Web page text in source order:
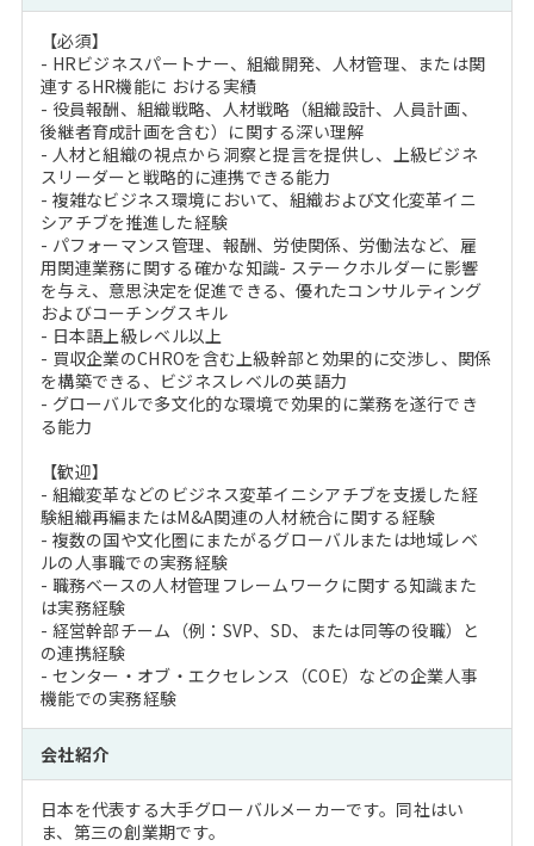
【必須】
- HRビジネスパートナー、組織開発、人材管理、または関
連するHR機能に おける実績
- 役員報酬、組織戦略、人材戦略（組織設計、人員計画、
後継者育成計画を含む）に関する深い理解
- 人材と組織の視点から洞察と提言を提供し、上級ビジネ
スリーダーと戦略的に連携できる能力
- 複雑なビジネス環境において、組織および文化変革イニ
シアチブを推進した経験
- パフォーマンス管理、報酬、労使関係、労働法など、雇
用関連業務に関する確かな知識- ステークホルダーに影響
を与え、意思決定を促進できる、優れたコンサルティング
およびコーチングスキル
- 日本語上級レベル以上
- 買収企業のCHROを含む上級幹部と効果的に交渉し、関係
を構築できる、ビジネスレベルの英語力
- グローバルで多文化的な環境で効果的に業務を遂行でき
る能力
【歓迎】
- 組織変革などのビジネス変革イニシアチブを支援した経
験組織再編またはM&A関連の人材統合に関する経験
- 複数の国や文化圏にまたがるグローバルまたは地域レベ
ルの人事職での実務経験
- 職務ベースの人材管理フレームワークに関する知識また
は実務経験
- 経営幹部チーム（例：SVP、SD、または同等の役職）と
の連携経験
- センター・オブ・エクセレンス（COE）などの企業人事
機能での実務経験
会社紹介
日本を代表する大手グローバルメーカーです。同社はい
ま、第三の創業期です。